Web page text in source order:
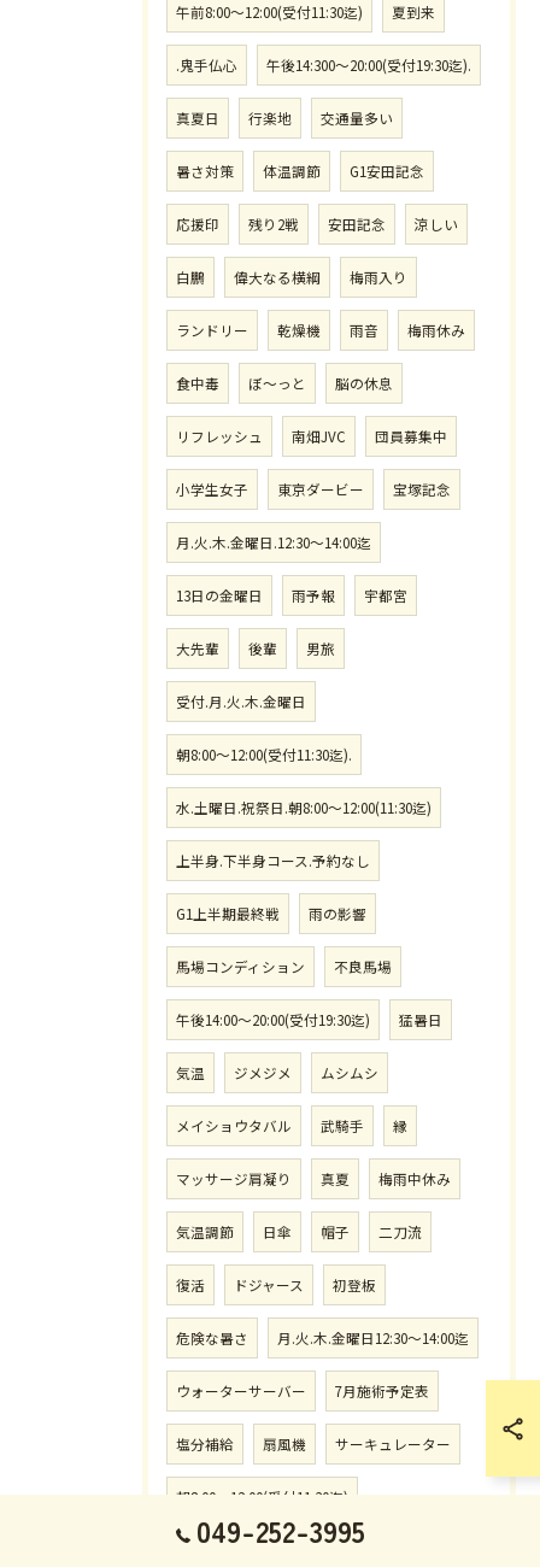
午前8:00〜12:00(受付11:30迄) 夏到来
.鬼手仏心 午後14:300〜20:00(受付19:30迄).
真夏日 行楽地 交通量多い
暑さ対策 体温調節 G1安田記念
応援印 残り2戦 安田記念 涼しい
白鵬 偉大なる横綱 梅雨入り
ランドリー 乾燥機 雨音 梅雨休み
食中毒 ぼ〜っと 脳の休息
リフレッシュ 南畑JVC 団員募集中
小学生女子 東京ダービー 宝塚記念
月.火.木.金曜日.12:30〜14:00迄
13日の金曜日 雨予報 宇都宮
大先輩 後輩 男旅
受付.月.火.木.金曜日
朝8:00〜12:00(受付11:30迄).
水.土曜日.祝祭日.朝8:00〜12:00(11:30迄)
上半身.下半身コース.予約なし
G1上半期最終戦 雨の影響
馬場コンディション 不良馬場
午後14:00〜20:00(受付19:30迄) 猛暑日
気温 ジメジメ ムシムシ
メイショウタバル 武騎手 縁
マッサージ肩凝り 真夏 梅雨中休み
気温調節 日傘 帽子 二刀流
復活 ドジャース 初登板
危険な暑さ 月.火.木.金曜日12:30〜14:00迄
ウォーターサーバー 7月施術予定表
塩分補給 扇風機 サーキュレーター
朝8:00〜12:00(受付11:30迄)
049-252-3995